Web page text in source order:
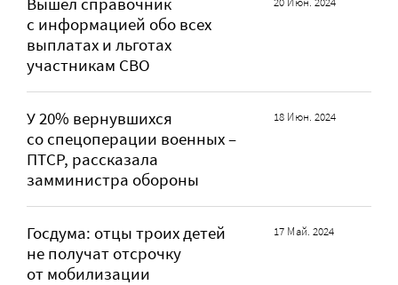
с информацией обо всех
выплатах и льготах
участникам СВО
У 20% вернувшихся
со спецоперации военных –
ПТСР, рассказала
замминистра обороны
18 Июн. 2024
Госдума: отцы троих детей
не получат отсрочку
от мобилизации
17 Май. 2024